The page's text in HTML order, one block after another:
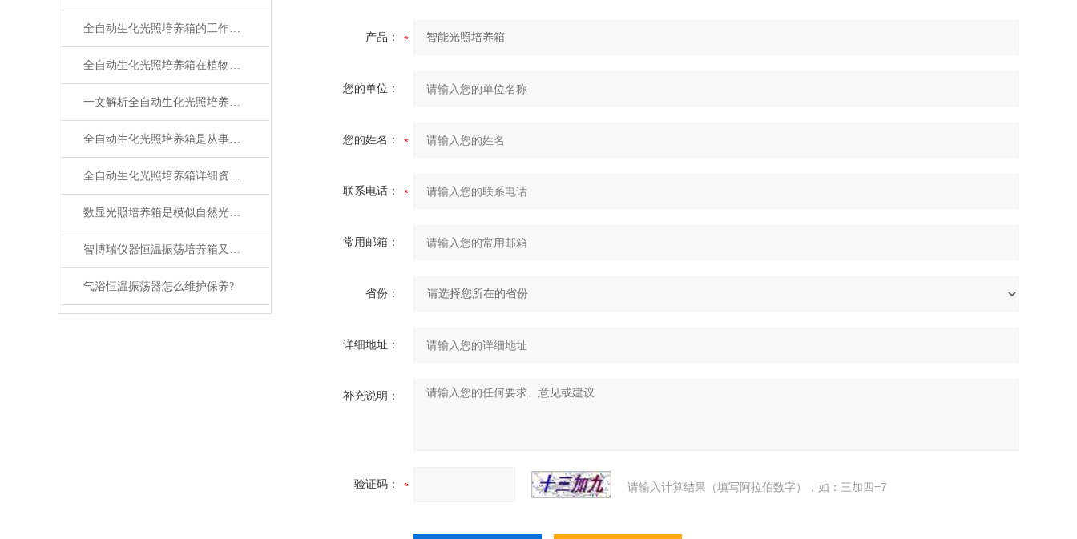
全自动生化光照培养箱的工作原理解析
全自动生化光照培养箱在植物生物学研究中的应用
一文解析全自动生化光照培养箱的性能特点
全自动生化光照培养箱是从事科研和生产的理想设备
全自动生化光照培养箱详细资料分析使用教程
数显光照培养箱是模似自然光的恒温设备
智博瑞仪器恒温振荡培养箱又添新品
气浴恒温振荡器怎么维护保养?
产品：
您的单位：
您的姓名：
联系电话：
常用邮箱：
省份：
详细地址：
补充说明：
验证码： 请输入计算结果（填写阿拉伯数字），如：三加四=7